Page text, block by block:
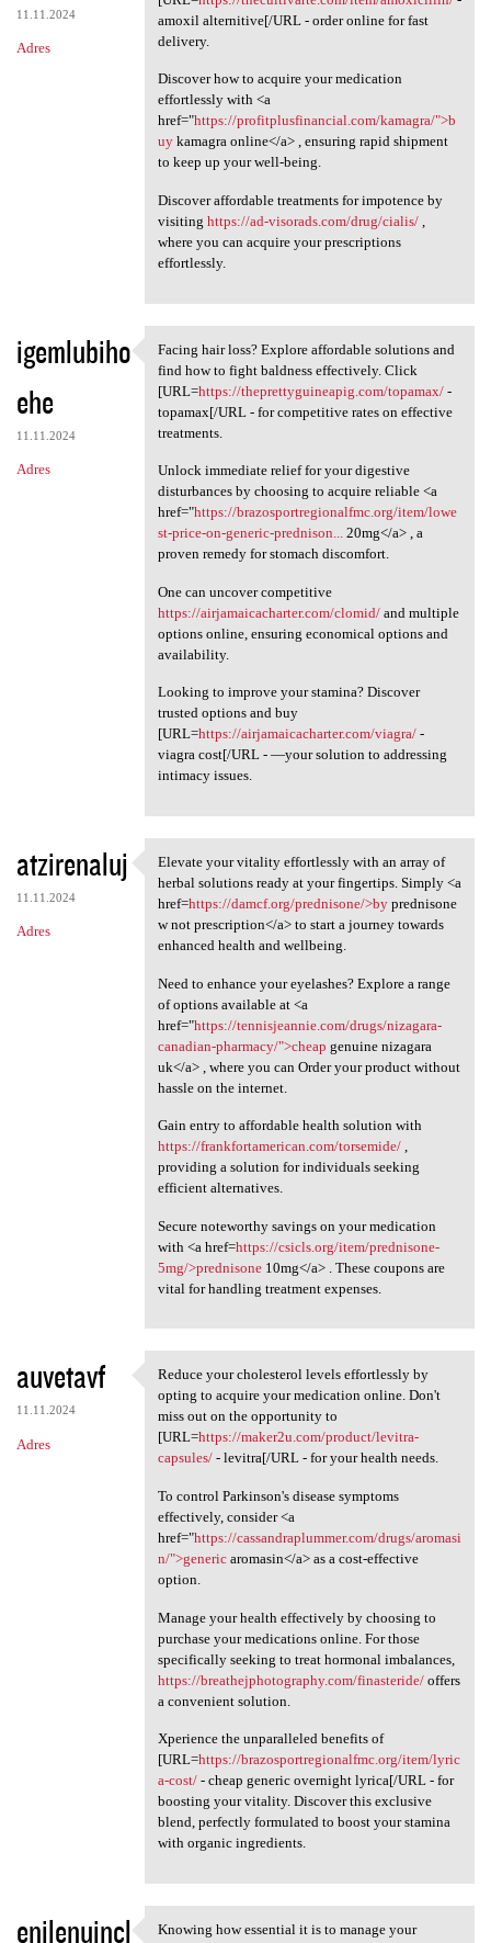
m
e
11.11.2024
Adres
amoxil alternitive[/URL - order online for fast
delivery.
Discover how to acquire your medication
effortlessly with <a
href="https://profitplusfinancial.com/kamagra/">b
uykamagra online</a> , ensuring rapid shipment
to keep up your well-being.
Discover affordable treatments for impotence by
visiting https://ad-visorads.com/drug/cialis/,
where you can acquire your prescriptions
effortlessly.
igemlubiho
ehe
11.11.2024
Adres
Facing hair loss? Explore
Facing hair loss? Explore affordable solutions and
find how to fight baldness effectively. Click
[URL=https://theprettyguineapig.com/topamax/-
topamax[/URL - for competitive rates on effective
treatments.
Unlock immediate relief for your digestive
disturbances by choosing to acquire reliable <a
href="https://brazosportregionalfmc.org/item/lowe
st-price-on-generic-prednison...20mg</a> , a
proven remedy for stomach discomfort.
One can uncover competitive
https://airjamaicacharter.com/clomid/and multiple
options online, ensuring economical options and
availability.
Looking to improve your stamina? Discover
trusted options and buy
[URL=https://airjamaicacharter.com/viagra/-
viagra cost[/URL - —your solution to addressing
intimacy issues.
atzirenaluj
11.11.2024
Adres
Elevate your vitality
Elevate your vitality effortlessly with an array of
herbal solutions ready at your fingertips. Simply <a
href=https://damcf.org/prednisone/>byprednisone
w not prescription</a> to start a journey towards
enhanced health and wellbeing.
Need to enhance your eyelashes? Explore a range
of options available at <a
href="https://tennisjeannie.com/drugs/nizagara-
canadian-pharmacy/">cheap genuine nizagara
uk</a> , where you can Order your product without
hassle on the internet.
Gain entry to affordable health solution with
https://frankfortamerican.com/torsemide/,
providing a solution for individuals seeking
efficient alternatives.
Secure noteworthy savings on your medication
with <a href=https://csicls.org/item/prednisone-
5mg/>prednisone10mg</a> . These coupons are
vital for handling treatment expenses.
auvetavf
11.11.2024
Adres
Reduce your cholesterol
Reduce your cholesterol levels effortlessly by
opting to acquire your medication online. Don't
miss out on the opportunity to
[URL=https://maker2u.com/product/levitra-
capsules/- levitra[/URL - for your health needs.
To control Parkinson's disease symptoms
effectively, consider <a
href="https://cassandraplummer.com/drugs/aromasi
n/">genericaromasin</a> as a cost-effective
option.
Manage your health effectively by choosing to
purchase your medications online. For those
specifically seeking to treat hormonal imbalances,
https://breathejphotography.com/finasteride/offers
a convenient solution.
Xperience the unparalleled benefits of
[URL=https://brazosportregionalfmc.org/item/lyric
a-cost/- cheap generic overnight lyrica[/URL - for
boosting your vitality. Discover this exclusive
blend, perfectly formulated to boost your stamina
with organic ingredients.
enilenujncl
Knowing how essential it is to manage your